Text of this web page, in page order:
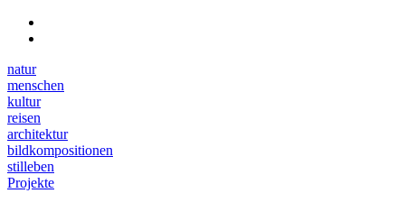
natur
menschen
kultur
reisen
architektur
bildkompositionen
stilleben
Projekte